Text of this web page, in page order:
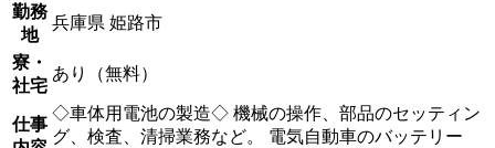
勤務
地
兵庫県 姫路市
寮・
社宅
あり（無料）
仕事
◇車体用電池の製造◇ 機械の操作、部品のセッティン
グ、検査、清掃業務など。 電気自動車のバッテリー